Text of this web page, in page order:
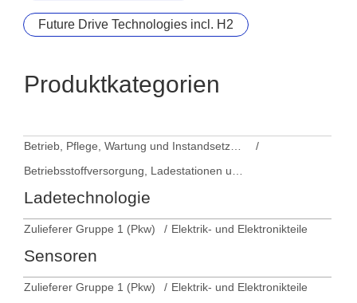
Future Drive Technologies incl. H2
Produktkategorien
Ladetechnologie
Zulieferer Gruppe 1 (Pkw) Elektrik- und Elektronikteile
Sensoren
Zulieferer Gruppe 1 (Pkw) Elektrik- und Elektronikteile